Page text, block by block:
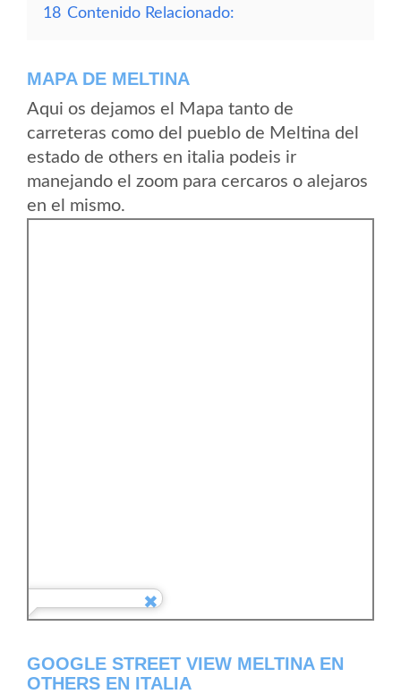
18 Contenido Relacionado:
MAPA DE MELTINA
Aqui os dejamos el Mapa tanto de
carreteras como del pueblo de Meltina del
estado de others en italia podeis ir
manejando el zoom para cercaros o alejaros
en el mismo.
GOOGLE STREET VIEW MELTINA EN
OTHERS EN ITALIA